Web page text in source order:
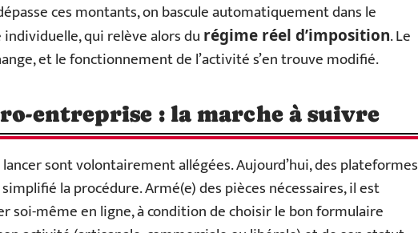
ces montants, on bascule automatiquement dans le
qui relève alors du régime réel d’imposition. Le
et le fonctionnement de l’activité s’en trouve modifié.
entreprise : la marche à suivre
sont volontairement allégées. Aujourd’hui, des plateformes
la procédure. Armé(e) des pièces nécessaires, il est
soi-même en ligne, à condition de choisir le bon formulaire